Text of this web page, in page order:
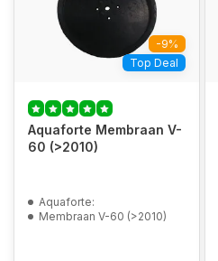
-9%
Top Deal
Aquaforte Membraan V-
60 (>2010)
Aquaforte:
Membraan V-60 (>2010)